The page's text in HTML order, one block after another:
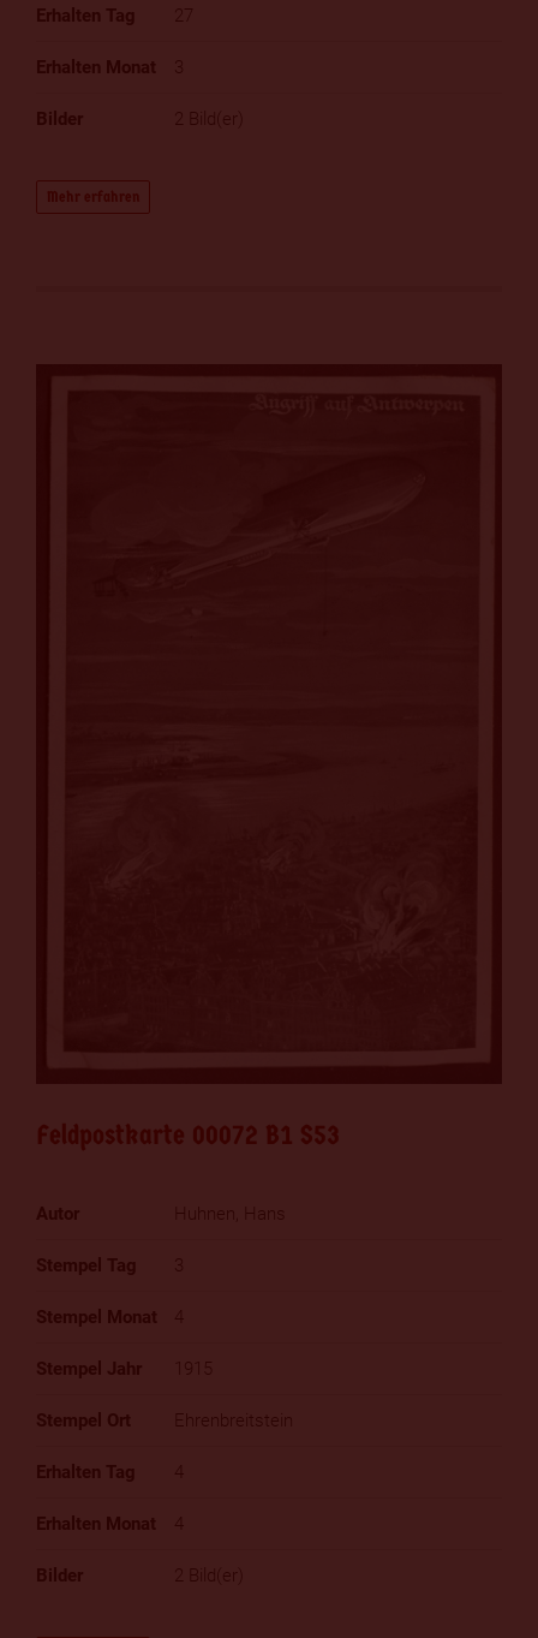
27
3
2 Bild(er)
Mehr erfahren
Feldpostkarte 00072 B1 S53
Huhnen, Hans
3
4
1915
Ehrenbreitstein
4
4
2 Bild(er)